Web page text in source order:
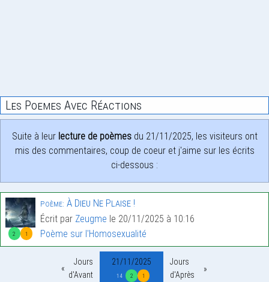
Les Poemes Avec Réactions
Suite à leur lecture de poèmesdu 21/11/2025, les visiteurs ont
mis des commentaires, coup de coeur et j'aime sur les écrits
ci-dessous :
2 1
Poème: À Dieu Ne Plaise !
Écrit par Zeugme le 20/11/2025 à 10:16
Poème sur l'Homosexualité
Jours
d'Avant
21/11/2025
14 2 1
Jours
d'Après